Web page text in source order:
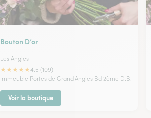
Bouton D’or
Les Angles
★★★★★4.5 (109)
Immeuble Portes de Grand Angles Bd 2ème D.B.
Voir la boutique